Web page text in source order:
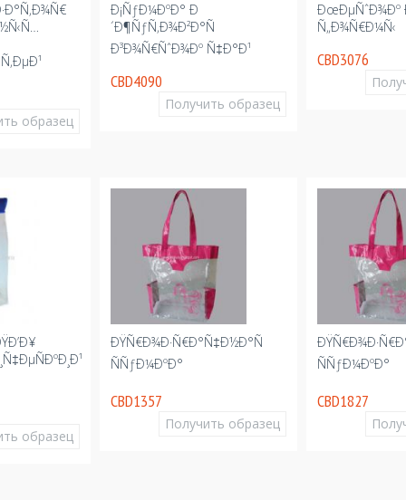
образец
Ð¡ÑƒÐ¼ÐºÐ° Ð
´Ð¶ÑƒÑ‚Ð¾Ð²Ð°Ñ
Ð³Ð¾Ñ€ÑˆÐ¾Ðº Ñ‡Ð°Ð¹
CBD4090
Получить образец
ÐœÐµÑˆÐ¾Ðº
Ñ„Ð¾Ñ€Ð¼Ñ‹
CBD3076
образец
ÐŸÑ€Ð¾Ð·Ñ€Ð°Ñ‡Ð½Ð°Ñ
ÑÑƒÐ¼ÐºÐ°
CBD1357
Получить образец
ÑÑƒÐ¼ÐºÐ°
CBD1827